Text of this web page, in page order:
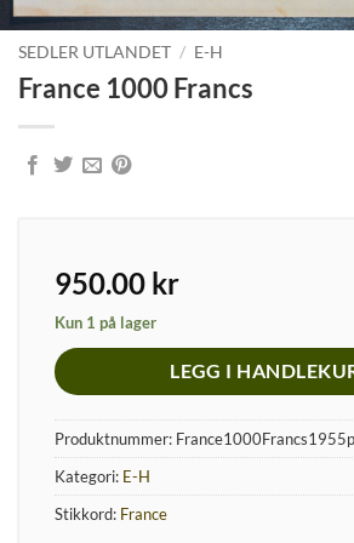
SEDLER UTLANDET / E-H
France 1000 Francs
950.00 kr
Kun 1 på lager
LEGG I
Produktnummer:
Kategori: E-H
Stikkord: France